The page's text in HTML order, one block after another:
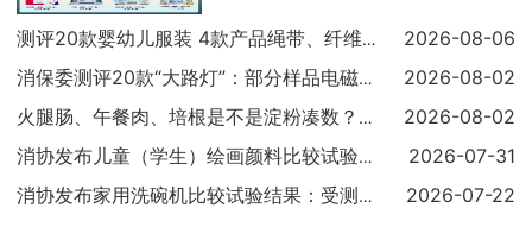
测评20款婴幼儿服装 4款产品绳带、纤维含量不达标 2026-08-06
消保委测评20款“大路灯”：部分样品电磁兼容未达标 2026-08-02
火腿肠、午餐肉、培根是不是淀粉凑数？实测结果出炉 2026-08-02
消协发布儿童（学生）绘画颜料比较试验结果显示：18 2026-07-31
消协发布家用洗碗机比较试验结果：受测样品基础性能表
2026-07-22